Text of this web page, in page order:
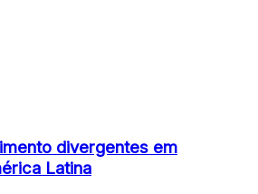
divergentes em
Latina